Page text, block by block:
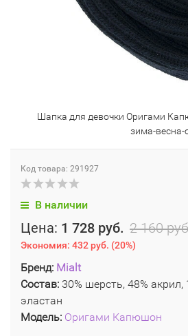
Шапка для девочки Оригами
зима-весна-
Код товара: 291927
В наличии
Цена: 1 728 руб. 2 160
Экономия: 432 руб. (20%)
Бренд: Mialt
Состав: 30% шерсть, 48%
эластан
Модель: Оригами Капюшон